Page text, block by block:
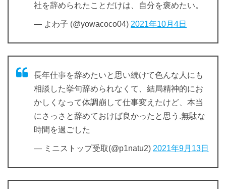
社を辞められたことだけは、自分を褒めたい。
— よわ子 (@yowacoco04) 2021年10月4日
長年仕事を辞めたいと思い続けて色んな人にも
相談した挙句辞められなくて、結局精神的にお
かしくなって体調崩して仕事変えたけど、本当
にさっさと辞めておけば良かったと思う.無駄な
時間を過ごした
— ミニストップ受取(@p1natu2) 2021年9月13日